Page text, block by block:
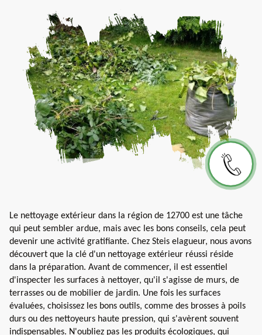
Le nettoyage extérieur dans la région de 12700 est une tâche
qui peut sembler ardue, mais avec les bons conseils, cela peut
devenir une activité gratifiante. Chez Steis elagueur, nous avons
découvert que la clé d'un nettoyage extérieur réussi réside
dans la préparation. Avant de commencer, il est essentiel
d'inspecter les surfaces à nettoyer, qu'il s'agisse de murs, de
terrasses ou de mobilier de jardin. Une fois les surfaces
évaluées, choisissez les bons outils, comme des brosses à poils
durs ou des nettoyeurs haute pression, qui s'avèrent souvent
indispensables. N'oubliez pas les produits écologiques, qui